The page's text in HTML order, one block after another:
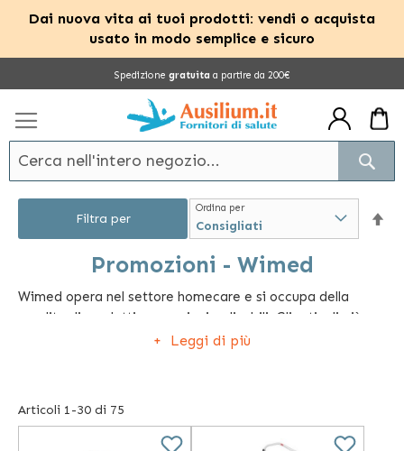
Dai nuova vita ai tuoi prodotti: vendi o acquista
usato in modo semplice e sicuro
Spedizione gratuita a partire da 200€
Promozioni - Wimed
Wimed opera nel settore homecare e si occupa della
vendita di prodotti per anziani e disabili. Gli articoli più
venduti sono gli ausili per l'autosufficienza come infila
compiere grande sforzi, come per esempio imbracature
Leggi di più
Articoli 1-30 di 75
Ordina per
Filtra per